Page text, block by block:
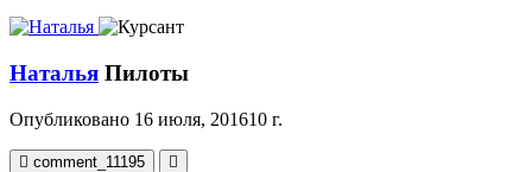
Наталья Пилоты
Опубликовано 16 июля, 201610 г.
comment_11195